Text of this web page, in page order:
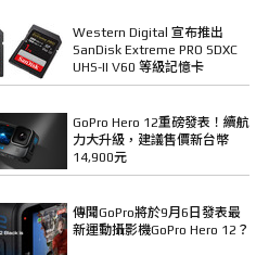
Western Digital 宣布推出
SanDisk Extreme PRO SDXC
UHS-II V60 等級記憶卡
GoPro Hero 12重磅發表！續航
力大升級，建議售價新台幣
14,900元
傳聞GoPro將於9月6日發表最
新運動攝影機GoPro Hero 12？